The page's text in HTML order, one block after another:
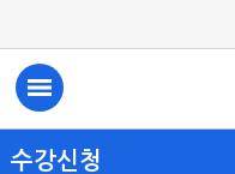
수강신청